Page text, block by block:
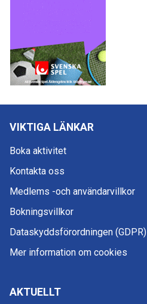
VIKTIGA LÄNKAR
Boka aktivitet
Kontakta oss
Medlems -och användarvillkor
Bokningsvillkor
Dataskyddsförordningen (GDPR)
Mer information om cookies
AKTUELLT